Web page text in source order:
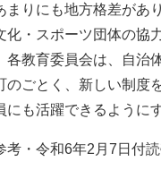
りにも地方格差があ
化・スポーツ団体の協
各教育委員会は、自治
のごとく、新しい制度
にも活躍できるように
考・令和6年2月7日付読